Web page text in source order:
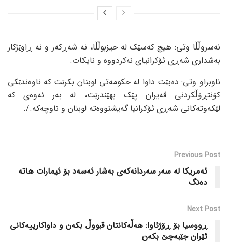
نەسروڵڵا وتی: هیچ کەسێک لە حیزبوڵڵا، نە شەڕکەر و نە ڕاوێژکار
بەشداری شەڕی ئۆکرانیای نەکردووە و نایکات.
ناوبراو وتی: دەبێت داوا لە حکومەتی لوبنان بکرێت کە ناوەندێکی
کۆنتڕۆڵکردنی قەیران پێک بهێندرێت، لە بەر ئەوەی کە
لێکەوتەکانی شەڕی ئۆکرانیا گەیشتووەتە لوبنان و ناوچەکە./.
Previous Post
ئەمریکا لە سەر سەردانەکەی بەشار ئەسەد بۆ ئیمارات هاتە
دەنگ
Next Post
ڕووسیا بۆ ڕۆژئاوا: هەڵەکانتان قبووڵ بکەن و داواکارییەکانی
ئێران جێبەجێ بکەن